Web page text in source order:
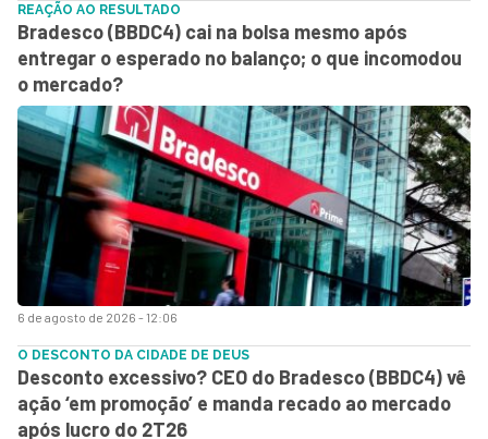
6 de agosto de 2026 - 12:06
REAÇÃO AO RESULTADO
Bradesco (BBDC4) cai na bolsa mesmo após
entregar o esperado no balanço; o que incomodou
o mercado?
O DESCONTO DA CIDADE DE DEUS
Desconto excessivo? CEO do Bradesco (BBDC4) vê
ação ‘em promoção’ e manda recado ao mercado
após lucro do 2T26